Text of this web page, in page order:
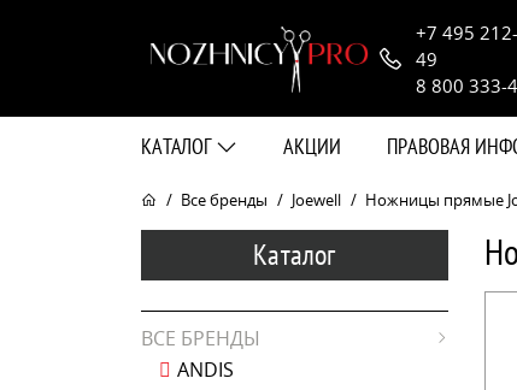
+7 495
49
8 800 333-
КАТАЛОГ АКЦИИ ПРАВОВАЯ
Все бренды Joewell Ножницы прямые
Каталог
ВСЕ БРЕНДЫ
ANDIS